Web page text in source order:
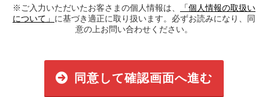
※ご入力いただいたお客さまの個人情報は、
「個人情報の取扱い
について」 に基づき適正に取り扱います。必ずお読みになり、同
意の上お問い合わせください。
同意して確認画面へ進む